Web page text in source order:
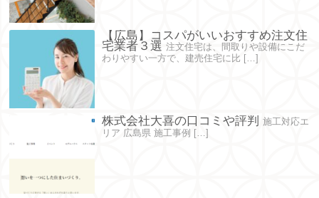
【広島】コスパがいいおすすめ注文住
宅業者３選 注文住宅は、間取りや設備にこだ
わりやすい一方で、建売住宅に比 […]
株式会社大喜の口コミや評判
施工対応エ
リア 広島県 施工事例 […]